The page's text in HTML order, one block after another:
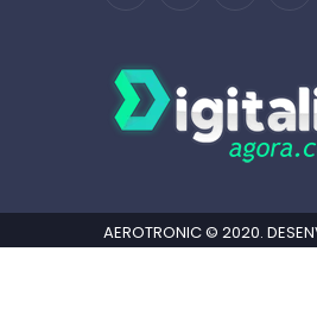
AEROTRONIC © 2020.